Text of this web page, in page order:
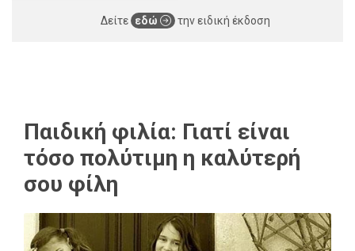
Δείτε εδώ την ειδική έκδοση
Παιδική φιλία: Γιατί είναι
τόσο πολύτιμη η καλύτερή
σου φίλη